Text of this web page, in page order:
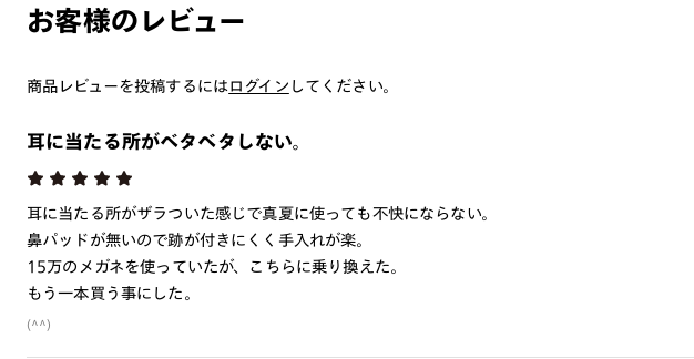
お客様のレビュー
商品レビューを投稿するには ログイン してください。
耳に当たる所がベタベタしない。
耳に当たる所がザラついた感じで真夏に使っても不快にならない。
鼻パッドが無いので跡が付きにくく手入れが楽。
15万のメガネを使っていたが、こちらに乗り換えた。
もう一本買う事にした。
(^^)